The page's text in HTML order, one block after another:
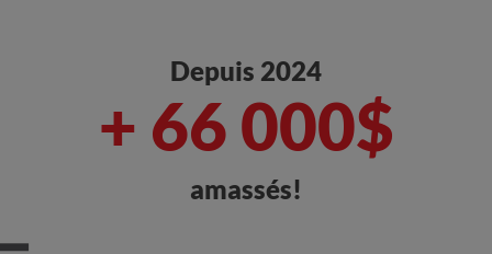
Depuis 2024
+ 66 000$
amassés!